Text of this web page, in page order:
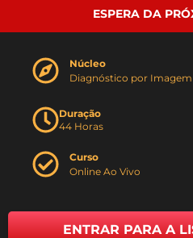
ESPERA DA
Núcleo
Diagnóstico por Imagem
Duração
44 Horas
Curso
Online Ao Vivo
ENTRAR PARA A